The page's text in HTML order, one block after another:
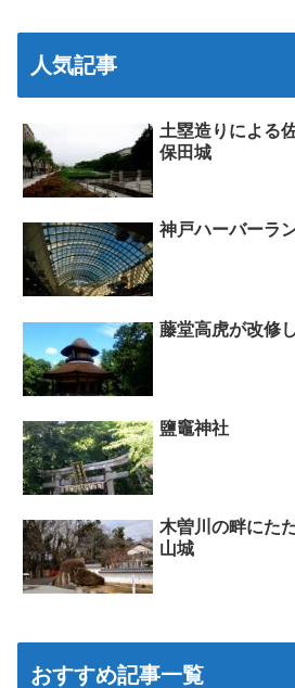
人気記事
土塁造りによる
保田城
神戸ハーバーラ
藤堂高虎が改修
鹽竈神社
木曽川の畔にた
山城
おすすめ記事一覧